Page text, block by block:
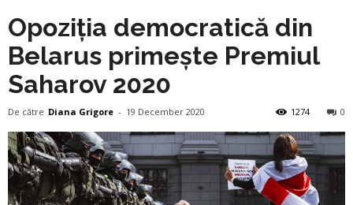
Opoziția democratică din
Belarus primește Premiul
Saharov 2020
De către Diana Grigore - 19 December 2020 0
1274